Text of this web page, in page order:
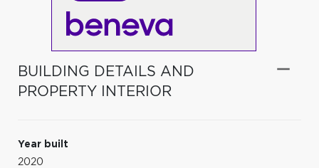
BUILDING DETAILS AND
PROPERTY INTERIOR
Year built
2020